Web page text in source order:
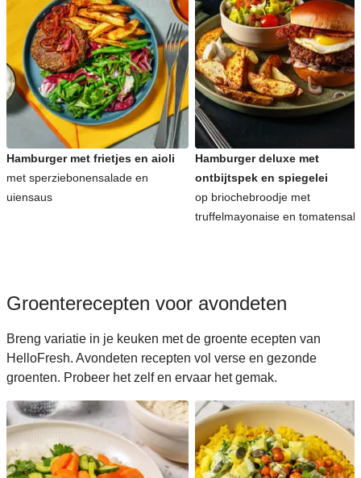
Makkelijke recepten voor avondeten
Snelle recepten voor avondeten
Koreaanse recepten voor avondeten
Hamburger met frietjes en aioli
met sperziebonensalade en
uiensaus
Hamburger deluxe met
ontbijtspek en spiegelei
op briochebroodje met
truffelmayonaise en
Groenterecepten voor avondeten
Breng variatie in je keuken met de groente ecepten van
HelloFresh. Avondeten recepten vol verse en gezonde
groenten. Probeer het zelf en ervaar het gemak.